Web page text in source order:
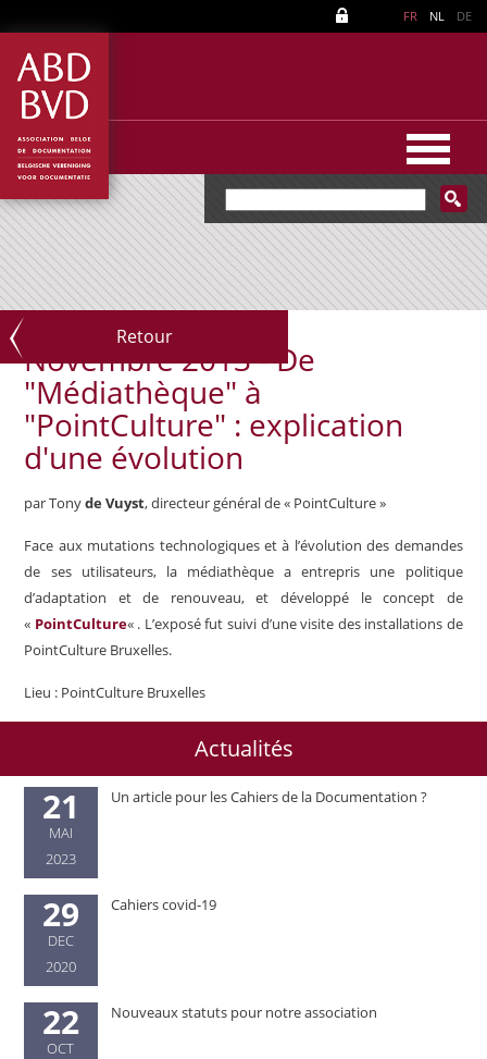
FR NL DE
Retour
Novembre 2013 - De
"Médiathèque" à
"PointCulture" : explication
d'une évolution
par Tonyde Vuyst, directeur général de « PointCulture »
Face aux mutations technologiques et à l’évolution des demandes
de ses utilisateurs, la médiathèque a entrepris une politique
d’adaptation et de renouveau, et développé le concept de
« PointCulture« . L’exposé fut suivi d’une visite des installations de
PointCulture Bruxelles.
Lieu : PointCulture Bruxelles
Actualités
21
MAI
2023
Un article pour les Cahiers de la Documentation ?
29
DEC
2020
Cahiers covid-19
22
OCT
Nouveaux statuts pour notre association